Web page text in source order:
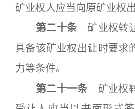
矿业权人应当向原矿业权
第二十条 矿业权转
具备该矿业权出让时要求
力等条件。
第二十一条 矿业权